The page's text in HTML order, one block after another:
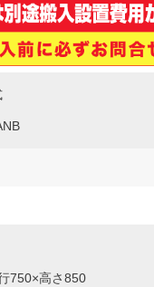
750×高さ850